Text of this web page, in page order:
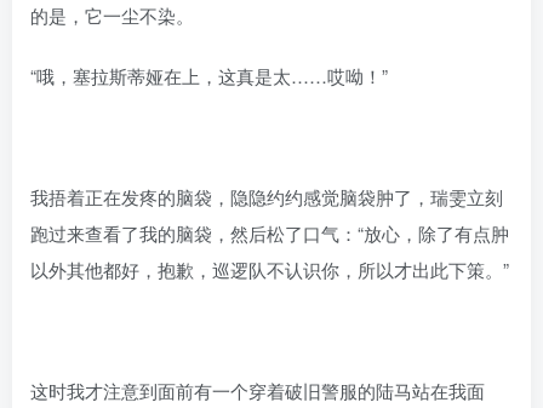
的是，它一尘不染。
“哦，塞拉斯蒂娅在上，这真是太……哎呦！”
我捂着正在发疼的脑袋，隐隐约约感觉脑袋肿了，瑞雯立刻
跑过来查看了我的脑袋，然后松了口气：“放心，除了有点肿
以外其他都好，抱歉，巡逻队不认识你，所以才出此下策。”
这时我才注意到面前有一个穿着破旧警服的陆马站在我面